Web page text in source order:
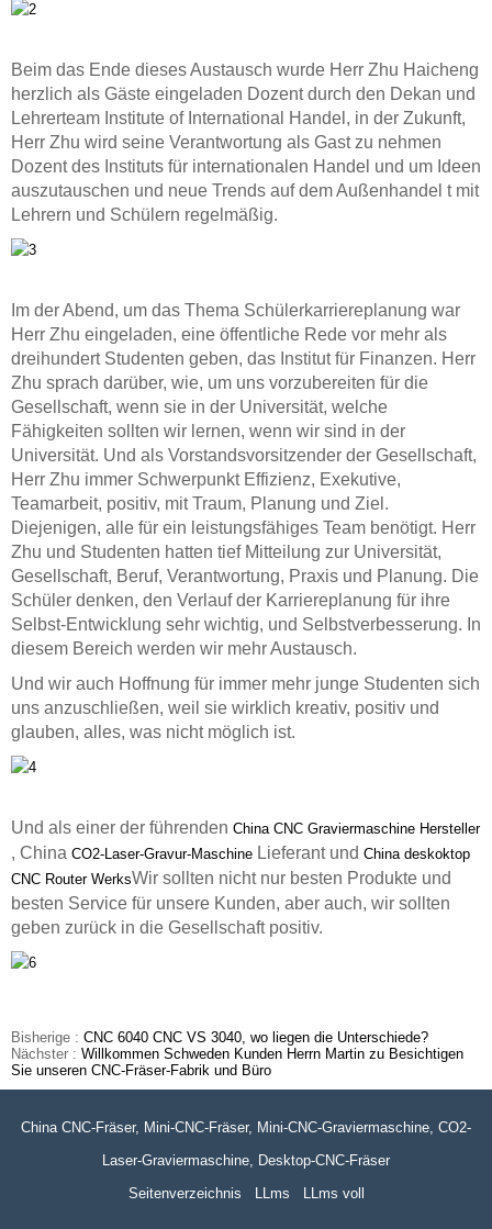
Beim das Ende dieses Austausch wurde Herr Zhu Haicheng
herzlich als Gäste eingeladen Dozent durch den Dekan und
Lehrerteam Institute of International Handel, in der Zukunft,
Herr Zhu wird seine Verantwortung als Gast zu nehmen
Dozent des Instituts für internationalen Handel und um Ideen
auszutauschen und neue Trends auf dem Außenhandel t mit
Lehrern und Schülern regelmäßig.
Im der Abend, um das Thema Schülerkarriereplanung war
Herr Zhu eingeladen, eine öffentliche Rede vor mehr als
dreihundert Studenten geben, das Institut für Finanzen. Herr
Zhu sprach darüber, wie, um uns vorzubereiten für die
Gesellschaft, wenn sie in der Universität, welche
Fähigkeiten sollten wir lernen, wenn wir sind in der
Universität. Und als Vorstandsvorsitzender der Gesellschaft,
Herr Zhu immer Schwerpunkt Effizienz, Exekutive,
Teamarbeit, positiv, mit Traum, Planung und Ziel.
Diejenigen, alle für ein leistungsfähiges Team benötigt. Herr
Zhu und Studenten hatten tief Mitteilung zur Universität,
Gesellschaft, Beruf, Verantwortung, Praxis und Planung. Die
Schüler denken, den Verlauf der Karriereplanung für ihre
Selbst-Entwicklung sehr wichtig, und Selbstverbesserung. In
diesem Bereich werden wir mehr Austausch.
Und wir auch Hoffnung für immer mehr junge Studenten sich
uns anzuschließen, weil sie wirklich kreativ, positiv und
glauben, alles, was nicht möglich ist.
Und als einer der führenden China CNC Graviermaschine Hersteller
, China CO2-Laser-Gravur-Maschine Lieferant und China deskoktop
CNC Router WerksWir sollten nicht nur besten Produkte und
besten Service für unsere Kunden, aber auch, wir sollten
geben zurück in die Gesellschaft positiv.
Bisherige : CNC 6040 CNC VS 3040, wo liegen die Unterschiede?
Nächster : Willkommen Schweden Kunden Herrn Martin zu Besichtigen
Sie unseren CNC-Fräser-Fabrik und Büro
China CNC-Fräser, Mini-CNC-Fräser, Mini-CNC-Graviermaschine, CO2-
Laser-Graviermaschine, Desktop-CNC-Fräser
Seitenverzeichnis
LLms LLms voll